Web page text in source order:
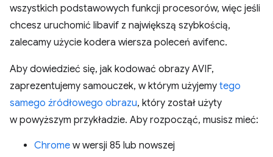
wszystkich podstawowych funkcji procesorów, więc jeśli
chcesz uruchomić libavif z największą szybkością,
zalecamy użycie kodera wiersza poleceń avifenc.
Aby dowiedzieć się, jak kodować obrazy AVIF,
zaprezentujemy samouczek, w którym użyjemy tego
samego źródłowego obrazu, który został użyty
w powyższym przykładzie. Aby rozpocząć, musisz mieć:
Chrome w wersji 85 lub nowszej